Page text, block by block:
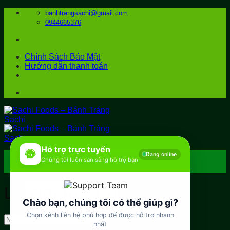
dung
banhtrangsachi@gmail.com
0944665376
Chính Sách Bảo Mật
Hướng dẫn thanh toán
kiếm:
Trang chủ
Sản phẩm
Ẩm thực
Lưu trữ thẻ:Công trình
Hỗ trợ trực tuyến
Chúng tôi luôn sẵn sàng hỗ trợ bạn
Đang online
Chào bạn, chúng tôi có thể giúp gì?
Chọn kênh liên hệ phù hợp để được hỗ trợ nhanh
nhất